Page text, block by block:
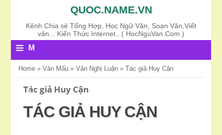
QUOC.NAME.VN
Kênh Chia sẻ Tổng Hợp, Học Ngữ Văn, Soạn Văn,Viết
văn... Kiến Thức Internet...( HocNguVan.Com )
≡
M
N
U
Home »Văn Mấu »Văn Nghị Luận »Tác giả Huy Cận
Tác giả Huy Cận
TÁC GIẢ HUY CẬN